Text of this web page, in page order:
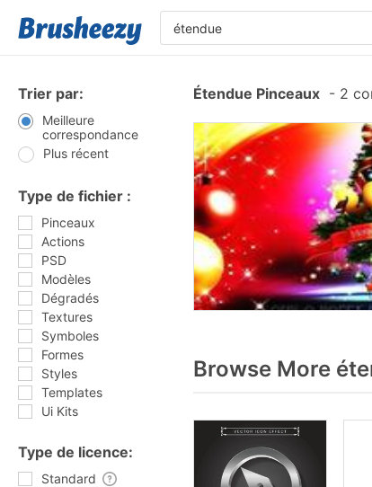
Trier par:
Meilleure
correspondance
Plus récent
Type de fichier :
Pinceaux
Actions
PSD
Modèles
Dégradés
Textures
Symboles
Formes
Styles
Templates
Ui Kits
Type de licence:
Standard
Étendue Pinceaux - 2
Browse More